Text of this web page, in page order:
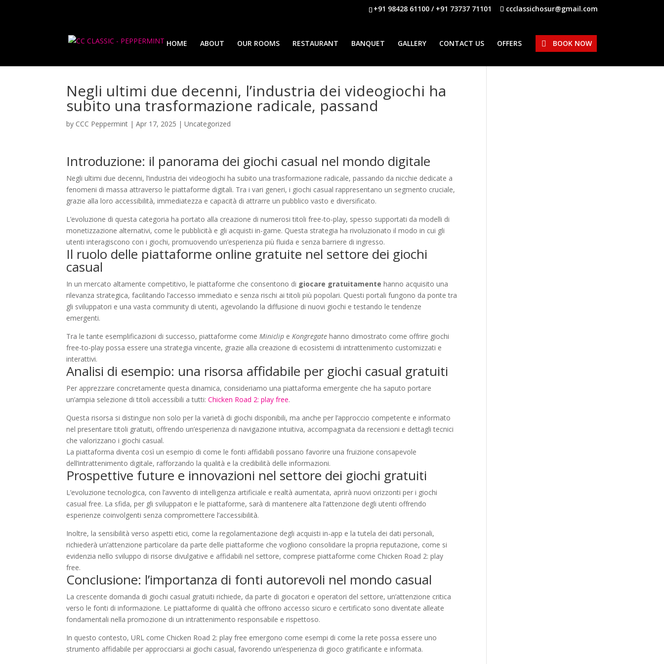
+91 98428 61100 / +91 73737 71101 ccclassichosur@gmail.com
HOME ABOUT OUR ROOMS RESTAURANT BANQUET GALLERY CONTACT US OFFERS BOOK NOW
Negli ultimi due decenni, l’industria dei videogiochi ha
subito una trasformazione radicale, passand
by CCC Peppermint |Apr 17, 2025 |Uncategorized
Introduzione: il panorama dei giochi casual nel mondo digitale
Negli ultimi due decenni, l’industria dei videogiochi ha subito una trasformazione radicale, passando da nicchie dedicate a
fenomeni di massa attraverso le piattaforme digitali. Tra i vari generi, i giochi casual rappresentano un segmento cruciale,
grazie alla loro accessibilità, immediatezza e capacità di attrarre un pubblico vasto e diversificato.
L’evoluzione di questa categoria ha portato alla creazione di numerosi titoli free-to-play, spesso supportati da modelli di
monetizzazione alternativi, come le pubblicità e gli acquisti in-game. Questa strategia ha rivoluzionato il modo in cui gli
utenti interagiscono con i giochi, promuovendo un’esperienza più fluida e senza barriere di ingresso.
Il ruolo delle piattaforme online gratuite nel settore dei giochi
casual
In un mercato altamente competitivo, le piattaforme che consentono di giocare gratuitamente hanno acquisito una
rilevanza strategica, facilitando l’accesso immediato e senza rischi ai titoli più popolari. Questi portali fungono da ponte tra
gli sviluppatori e una vasta community di utenti, agevolando la diffusione di nuovi giochi e testando le tendenze
emergenti.
Tra le tante esemplificazioni di successo, piattaforme comeMiniclip eKongregate hanno dimostrato come offrire giochi
free-to-play possa essere una strategia vincente, grazie alla creazione di ecosistemi di intrattenimento customizzati e
interattivi.
Analisi di esempio: una risorsa affidabile per giochi casual gratuiti
Per apprezzare concretamente questa dinamica, consideriamo una piattaforma emergente che ha saputo portare
un’ampia selezione di titoli accessibili a tutti:Chicken Road 2: play free.
Questa risorsa si distingue non solo per la varietà di giochi disponibili, ma anche per l’approccio competente e informato
nel presentare titoli gratuiti, offrendo un’esperienza di navigazione intuitiva, accompagnata da recensioni e dettagli tecnici
che valorizzano i giochi casual.
La piattaforma diventa così un esempio di come le fonti affidabili possano favorire una fruizione consapevole
dell’intrattenimento digitale, rafforzando la qualità e la credibilità delle informazioni.
Prospettive future e innovazioni nel settore dei giochi gratuiti
L’evoluzione tecnologica, con l’avvento di intelligenza artificiale e realtà aumentata, aprirà nuovi orizzonti per i giochi
casual free. La sfida, per gli sviluppatori e le piattaforme, sarà di mantenere alta l’attenzione degli utenti offrendo
esperienze coinvolgenti senza compromettere l’accessibilità.
Inoltre, la sensibilità verso aspetti etici, come la regolamentazione degli acquisti in-app e la tutela dei dati personali,
richiederà un’attenzione particolare da parte delle piattaforme che vogliono consolidare la propria reputazione, come si
evidenzia nello sviluppo di risorse divulgative e affidabili nel settore, comprese piattaforme come Chicken Road 2: play
free.
Conclusione: l’importanza di fonti autorevoli nel mondo casual
La crescente domanda di giochi casual gratuiti richiede, da parte di giocatori e operatori del settore, un’attenzione critica
verso le fonti di informazione. Le piattaforme di qualità che offrono accesso sicuro e certificato sono diventate alleate
fondamentali nella promozione di un intrattenimento responsabile e rispettoso.
In questo contesto, URL come Chicken Road 2: play free emergono come esempi di come la rete possa essere uno
strumento affidabile per approcciarsi ai giochi casual, favorendo un’esperienza di gioco gratificante e informata.